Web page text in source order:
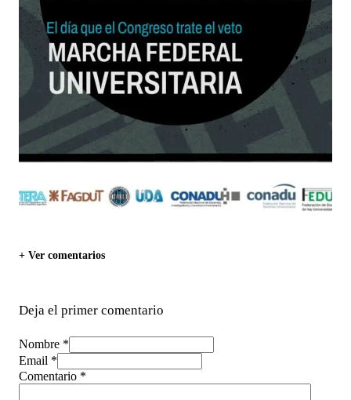
+ Ver comentarios
Deja el primer comentario
Nombre *
Email *
Comentario *